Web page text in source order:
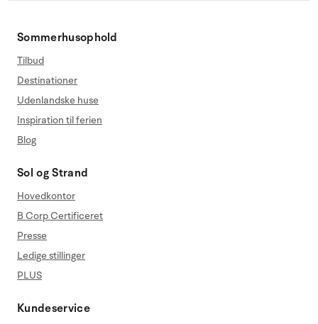
Sommerhusophold
Tilbud
Destinationer
Udenlandske huse
Inspiration til ferien
Blog
Sol og Strand
Hovedkontor
B Corp Certificeret
Presse
Ledige stillinger
PLUS
Kundeservice